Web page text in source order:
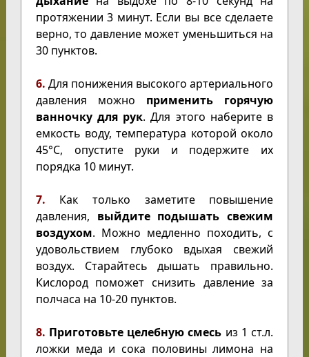
протяжении 3 минут. Если вы все сделаете
верно, то давление может уменьшиться на
30 пунктов.
6. Для понижения высокого артериального
давления можно применить горячую
ванночку для рук. Для этого наберите в
емкость воду, температура которой около
45°C, опустите руки и подержите их
порядка 10 минут.
7. Как только заметите повышение
давления, выйдите подышать свежим
воздухом. Можно медленно походить, с
удовольствием глубоко вдыхая свежий
воздух. Старайтесь дышать правильно.
Кислород поможет снизить давление за
полчаса на 10-20 пунктов.
8. Приготовьте целебную смесь из 1 ст.л.
ложки меда и сока половины лимона на